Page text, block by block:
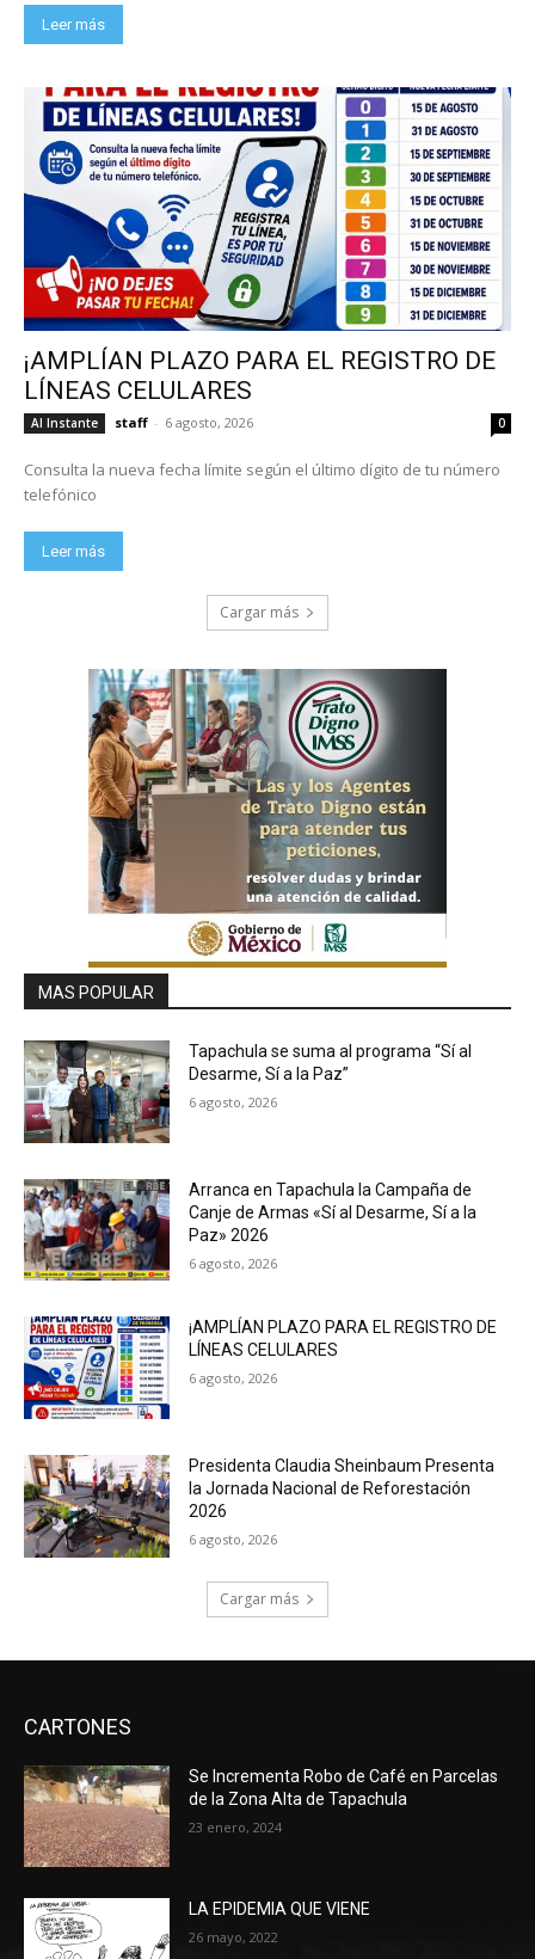
Leer más
¡AMPLÍAN PLAZO PARA EL REGISTRO DE
LÍNEAS CELULARES
Al Instante staff - 6 agosto, 2026 0
Consulta la nueva fecha límite según el último dígito de tu número
telefónico
Leer más
Cargar más
MAS POPULAR
Tapachula se suma al programa “Sí al
Desarme, Sí a la Paz”
6 agosto, 2026
Arranca en Tapachula la Campaña de
Canje de Armas «Sí al Desarme, Sí a la
Paz» 2026
6 agosto, 2026
¡AMPLÍAN PLAZO PARA EL REGISTRO DE
LÍNEAS CELULARES
6 agosto, 2026
Presidenta Claudia Sheinbaum Presenta
la Jornada Nacional de Reforestación
2026
6 agosto, 2026
Cargar más
CARTONES
Se Incrementa Robo de Café en Parcelas
de la Zona Alta de Tapachula
23 enero, 2024
LA EPIDEMIA QUE VIENE
26 mayo, 2022